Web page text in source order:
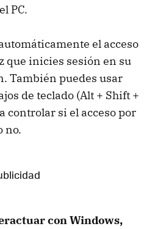
PC.
el acceso
que inicies sesión en su
También puedes usar
de teclado (Alt + Shift +
controlar si el acceso por
no.
con Windows,